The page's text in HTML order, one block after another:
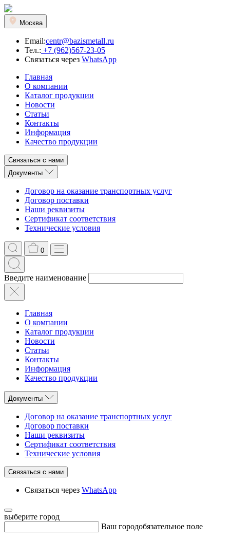
Москва
Email:centr@bazismetall.ru
Тел.: +7 (962)567-23-05
Связаться через WhatsApp
Главная
О компании
Каталог продукции
Новости
Статьи
Контакты
Информация
Качество продукции
Связаться с нами
Документы
Договор на оказание транспортных услуг
Договор поставки
Наши реквизиты
Сертификат соответствия
Технические условия
0
Введите наименование
Главная
О компании
Каталог продукции
Новости
Статьи
Контакты
Информация
Качество продукции
Документы
Договор на оказание транспортных услуг
Договор поставки
Наши реквизиты
Сертификат соответствия
Технические условия
Связаться с нами
Связаться через WhatsApp
выберите город
Ваш городобязательное поле